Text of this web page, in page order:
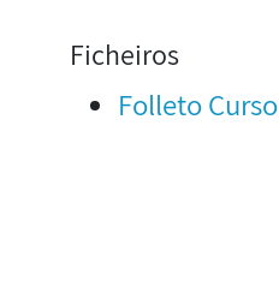
Ficheiros
Folleto Curso